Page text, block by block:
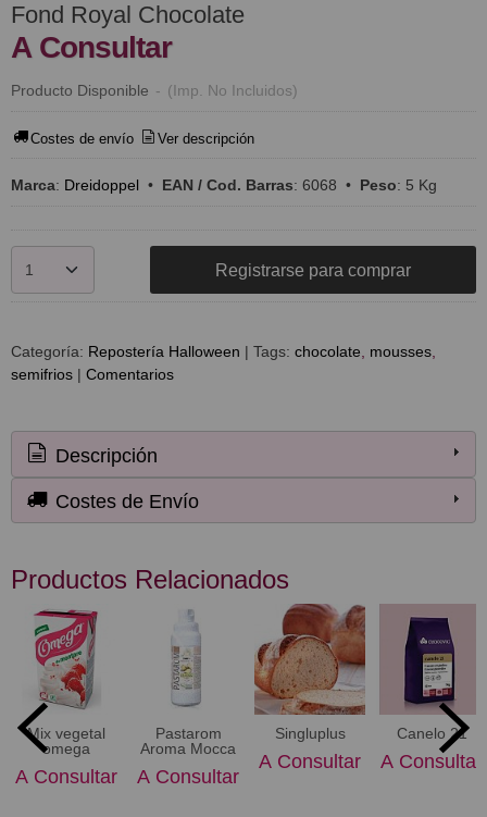
Fond Royal Chocolate
A Consultar
Producto Disponible - (Imp. No Incluidos)
Costes de envío Ver descripción
Marca: Dreidoppel • EAN / Cod. Barras: 6068 • Peso: 5 Kg
Registrarse para comprar
Categoría: Repostería Halloween | Tags: chocolate
mousses
semifrios | Comentarios
Descripción
Costes de Envío
Productos Relacionados
Mix vegetal
omega
A Consultar
Pastarom
Aroma Mocca
A Consultar
Singluplus
A Consultar
Canelo 21
A Consultar